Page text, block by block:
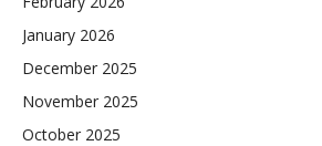
January 2026
December 2025
November 2025
October 2025